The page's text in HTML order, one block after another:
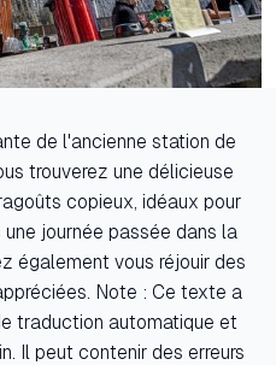
de l'ancienne station de
trouverez une délicieuse
copieux, idéaux pour
journée passée dans la
également vous réjouir des
Note : Ce texte a
traduction automatique et
Il peut contenir des erreurs